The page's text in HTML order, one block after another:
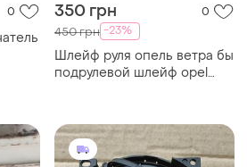
0 350 грн 0
450 грн -23%
Шлейф руля опель ветра бы
подрулевой шлейф opel